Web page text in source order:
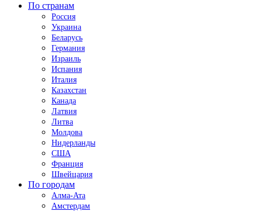
По странам
Россия
Украина
Беларусь
Германия
Израиль
Испания
Италия
Казахстан
Канада
Латвия
Литва
Молдова
Нидерланды
США
Франция
Швейцария
По городам
Алма-Ата
Амстердам